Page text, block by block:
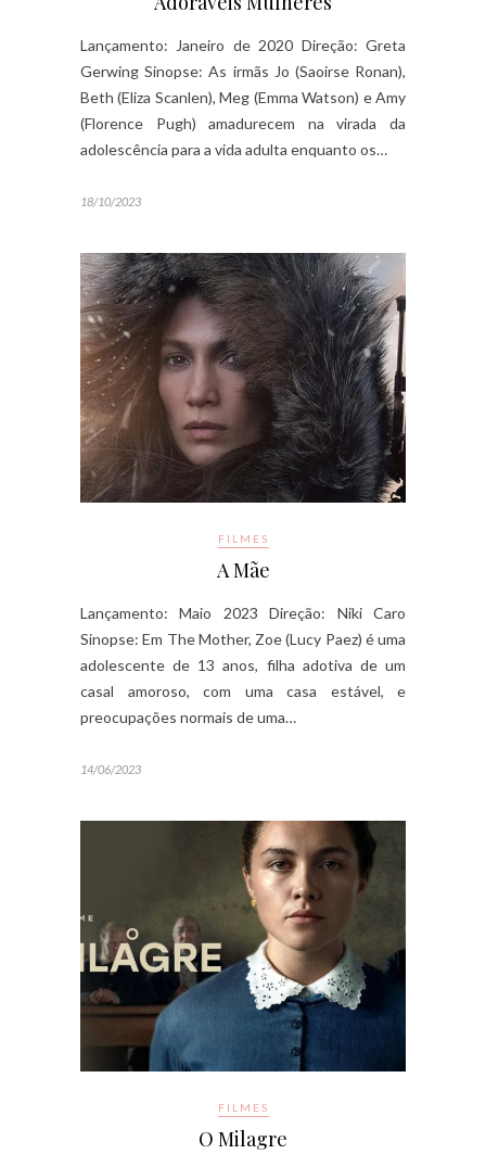
Lançamento: Janeiro de 2020 Direção: Greta
Gerwing Sinopse: As irmãs Jo (Saoirse Ronan),
Beth (Eliza Scanlen), Meg (Emma Watson) e Amy
(Florence Pugh) amadurecem na virada da
adolescência para a vida adulta enquanto os…
18/10/2023
FILMES
A Mãe
Lançamento: Maio 2023 Direção: Niki Caro
Sinopse: Em The Mother, Zoe (Lucy Paez) é uma
adolescente de 13 anos, filha adotiva de um
casal amoroso, com uma casa estável, e
preocupações normais de uma…
14/06/2023
FILMES
O Milagre